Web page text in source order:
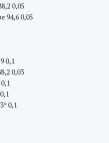
0,05
94,6 0,05
0,1
0,03
0,1